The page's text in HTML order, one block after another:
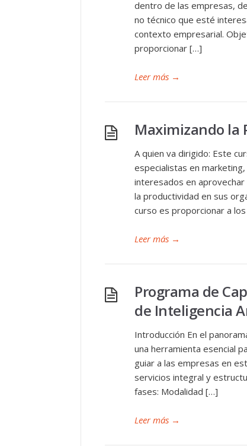
dentro de las empresas,
no técnico que esté
contexto empresarial.
proporcionar […]
Leer más →
Maximizando la
A quien va dirigido: Este
especialistas en
interesados en aprovechar
la productividad en sus
curso es proporcionar a
Leer más →
Programa de
de Inteligencia
Introducción En el
una herramienta esencial
guiar a las empresas en
servicios integral y
fases: Modalidad […]
Leer más →